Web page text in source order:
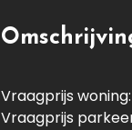
Vraagprijs
Vraagprijs